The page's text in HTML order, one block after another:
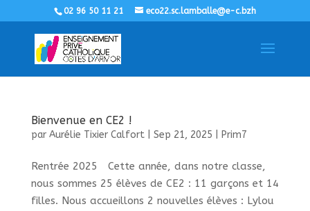
02 96 50 11 21 eco22.sc.lamballe@e-c.bzh
Bienvenue en CE2 !
par Aurélie Tixier Calfort| Sep 21, 2025 Prim7
Rentrée 2025 Cette année, dans notre classe,
nous sommes 25 élèves de CE2 : 11 garçons et 14
filles. Nous accueillons 2 nouvelles élèves : Lylou